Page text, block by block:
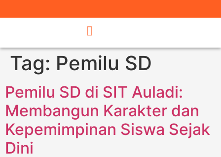
Tag: Pemilu SD
Pemilu SD di SIT Auladi:
Membangun Karakter dan
Kepemimpinan Siswa Sejak
Dini